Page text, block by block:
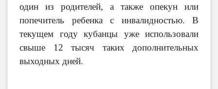
один из родителей, а также опекун или
попечитель ребенка с инвалидностью. В
текущем году кубанцы уже использовали
свыше 12 тысяч таких дополнительных
выходных дней.